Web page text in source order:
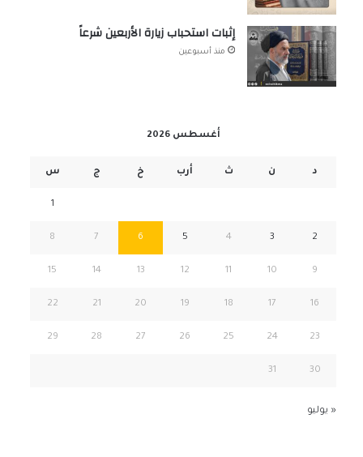
إثبات استحباب زيارة الأربعين شرعاً
منذ أسبوعين
أغسطس 2026
د ن ث أرب خ ج س
1
2
3
4
5
6
7
8
9
10
11
12
13
14
15
16
17
18
19
20
21
22
23
24
25
26
27
28
29
30
31
« يوليو